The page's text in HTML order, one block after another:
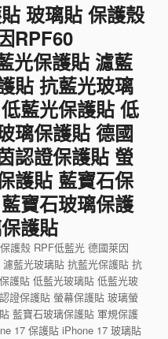
玻璃貼 保護殼
RPF60
光保護貼 濾藍
貼 抗藍光玻璃
藍光保護貼 低
璃保護貼 德國
認證保護貼 螢
護貼 藍寶石保
寶石玻璃保護
護貼
護殼 RPF低藍光 德國萊因
藍光玻璃貼 抗藍光保護貼 抗
護貼 低藍光玻璃貼 低藍光玻
證保護貼 螢幕保護貼 玻璃螢
藍寶石玻璃保護貼 軍規保護
17 保護貼 iPhone 17 玻璃貼